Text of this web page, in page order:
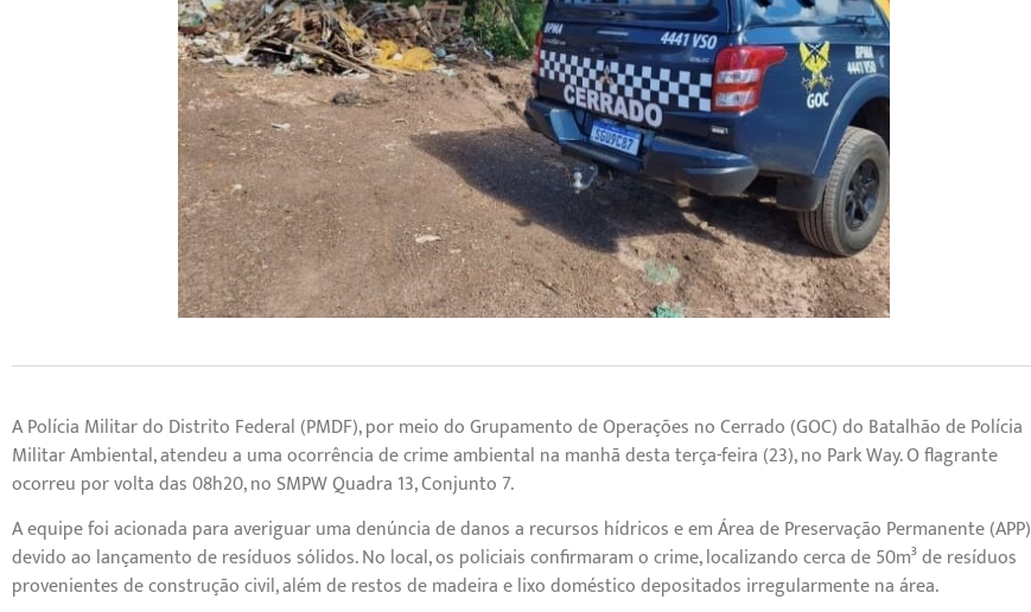
A Polícia Militar do Distrito Federal (PMDF), por meio do Grupamento de Operações no Cerrado (GOC) do Batalhão de Polícia
Militar Ambiental, atendeu a uma ocorrência de crime ambiental na manhã desta terça-feira (23), no Park Way. O flagrante
ocorreu por volta das 08h20, no SMPW Quadra 13, Conjunto 7.
A equipe foi acionada para averiguar uma denúncia de danos a recursos hídricos e em Área de Preservação Permanente (APP)
devido ao lançamento de resíduos sólidos. No local, os policiais confirmaram o crime, localizando cerca de 50m³ de resíduos
provenientes de construção civil, além de restos de madeira e lixo doméstico depositados irregularmente na área.